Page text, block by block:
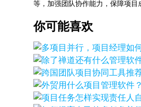
等，加强团队协作能力，保障项目
你可能喜欢